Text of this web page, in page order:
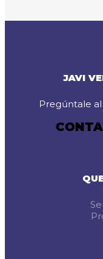
JAVI
Pregúntale